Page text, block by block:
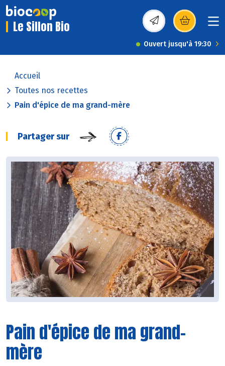
Le Sillon Bio (s’ouvre dans une
Ouvert jusqu'à 19:30
Accueil
Toutes nos recettes
Pain d'épice de ma grand-mère
Partager sur
Pain d'épice de ma grand-
mère